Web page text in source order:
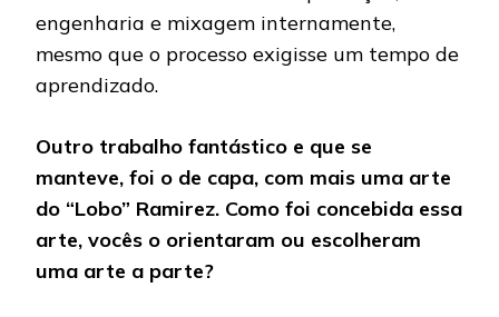
engenharia e mixagem internamente,
mesmo que o processo exigisse um tempo de
aprendizado.
Outro trabalho fantástico e que se
manteve, foi o de capa, com mais uma arte
do “Lobo” Ramirez. Como foi concebida essa
arte, vocês o orientaram ou escolheram
uma arte a parte?